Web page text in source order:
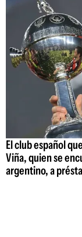
El club español
Viña, quien se
argentino, a